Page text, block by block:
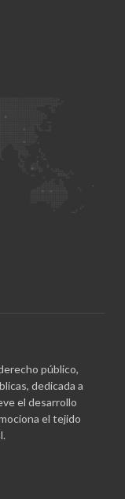
público,
dedicada a
el desarrollo
el tejido